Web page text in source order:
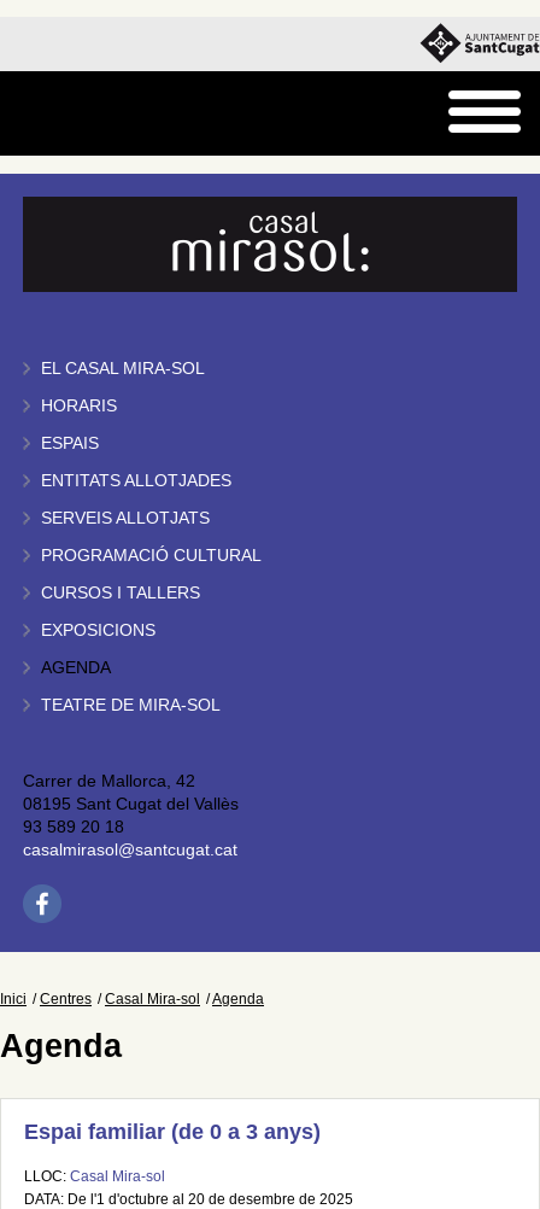
EL CASAL MIRA-SOL
HORARIS
ESPAIS
ENTITATS ALLOTJADES
SERVEIS ALLOTJATS
PROGRAMACIÓ CULTURAL
CURSOS I TALLERS
EXPOSICIONS
AGENDA
TEATRE DE MIRA-SOL
Carrer de Mallorca, 42
08195 Sant Cugat del Vallès
93 589 20 18
casalmirasol@santcugat.cat
Inici Centres Casal Mira-sol Agenda
Agenda
Espai familiar (de 0 a 3 anys)
LLOC: Casal Mira-sol
DATA: De l'1 d'octubre al 20 de desembre de 2025